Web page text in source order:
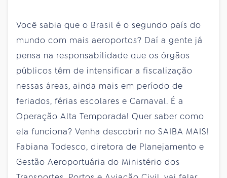
Você sabia que o Brasil é o segundo país do
mundo com mais aeroportos? Daí a gente já
pensa na responsabilidade que os órgãos
públicos têm de intensificar a fiscalização
nessas áreas, ainda mais em período de
feriados, férias escolares e Carnaval. É a
Operação Alta Temporada! Quer saber como
ela funciona? Venha descobrir no SAIBA MAIS!
Fabiana Todesco, diretora de Planejamento e
Gestão Aeroportuária do Ministério dos